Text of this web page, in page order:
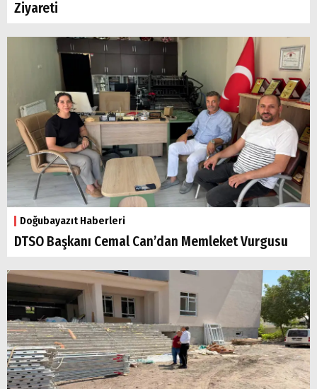
Ziyareti
Doğubayazıt Haberleri
DTSO Başkanı Cemal Can’dan Memleket Vurgusu